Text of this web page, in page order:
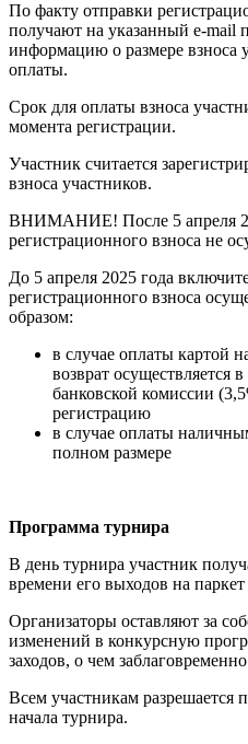
По факту отправки
получают на указанный e-mail
информацию о размере взноса
оплаты.
Срок для оплаты взноса
момента регистрации.
Участник считается
взноса участников.
ВНИМАНИЕ! После 5 апреля
регистрационного взноса не
До 5 апреля 2025 года
регистрационного взноса
образом:
в случае оплаты картой
возврат осуществляется
банковской комиссии
регистрацию
в случае оплаты
полном размере
Программа турнира
В день турнира участник
времени его выходов на
Организаторы оставляют за
изменений в конкурсную
заходов, о чем
Всем участникам разрешается
начала турнира.